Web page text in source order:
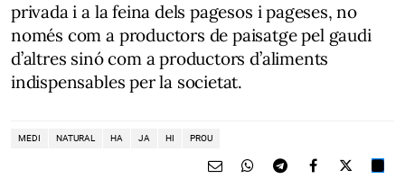
privada i a la feina dels pagesos i pageses, no
només com a productors de paisatge pel gaudi
d’altres sinó com a productors d’aliments
indispensables per la societat.
MEDI NATURAL HA JA HI PROU